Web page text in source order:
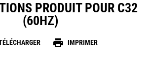
PRODUIT POUR C32
(60HZ)
print IMPRIMER